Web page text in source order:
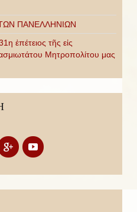
ΠΑΝΕΛΛΗΝΙΩΝ
ἐπέτειος τῆς εἰς
Μητροπολίτου μας